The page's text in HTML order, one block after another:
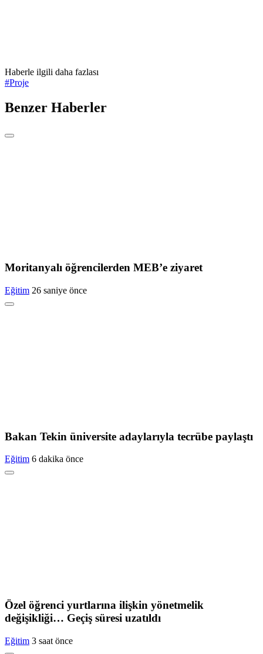
Haberle ilgili daha fazlası
#Proje
Benzer Haberler
Moritanyalı öğrencilerden MEB’e ziyaret
Eğitim 26 saniye önce
Bakan Tekin üniversite adaylarıyla tecrübe paylaştı
Eğitim 6 dakika önce
Özel öğrenci yurtlarına ilişkin yönetmelik
değişikliği… Geçiş süresi uzatıldı
Eğitim 3 saat önce